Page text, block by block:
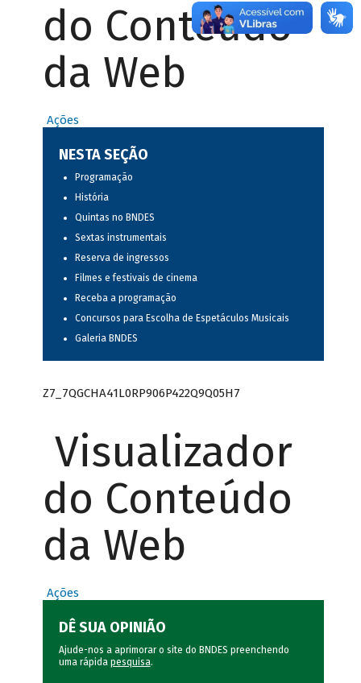
do Conteúdo
da Web
Ações
NESTA SEÇÃO
Programação
História
Quintas no BNDES
Sextas instrumentais
Reserva de ingressos
Filmes e festivais de cinema
Receba a programação
Concursos para Escolha de Espetáculos Musicais
Galeria BNDES
Z7_7QGCHA41L0RP906P422Q9Q05H7
Visualizador
do Conteúdo
da Web
Ações
DÊ SUA OPINIÃO
Ajude-nos a aprimorar o site do BNDES preenchendo
uma rápida pesquisa.